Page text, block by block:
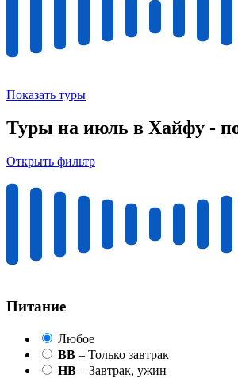
Показать туры
Туры на июль в Хайфу -
Открыть фильтр
Питание
Любое
BB – Только завтрак
HB – Завтрак, ужин